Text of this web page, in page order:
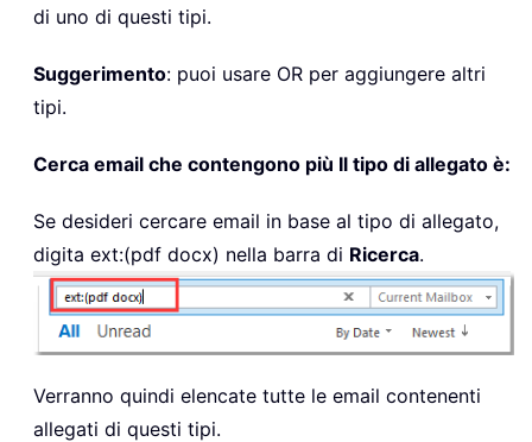
di uno di questi tipi.
Suggerimento: puoi usare OR per aggiungere altri
tipi.
Cerca email che contengono più Il tipo di allegato è:
Se desideri cercare email in base al tipo di allegato,
digita ext:(pdf docx) nella barra di Ricerca.
Verranno quindi elencate tutte le email contenenti
allegati di questi tipi.